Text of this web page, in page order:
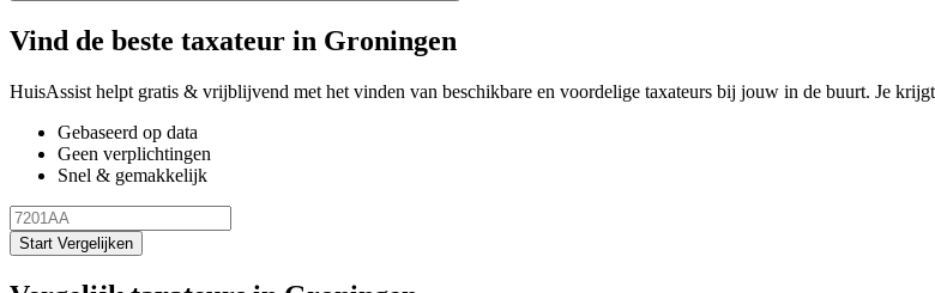
Vind de beste taxateur in Groningen
HuisAssist helpt gratis & vrijblijvend met het vinden van beschikbare en voordelige taxateurs bij jouw in de buurt. Je
Gebaseerd op data
Geen verplichtingen
Snel & gemakkelijk
Start Vergelijken